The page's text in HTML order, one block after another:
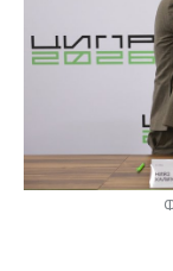
ОПК
ЭНЕРГЕТИКА
ТРАНСПОРТ
IT
НОВОСТИ
ВЫЕЗДНАЯ
БИЗНЕС-
ONLINE-
СПОРТ
НОВОСТИ
ФУТБОЛ
НОВОСТИ
ФОТОГАЛЕРЕЯ